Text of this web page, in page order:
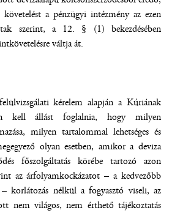
a pénzügyi intézmény az ezen
szerint, a 12. § (1) bekezdésében
váltja át.
kérelem alapján a Kúriának
kell állást foglalnia, hogy milyen
milyen tartalommal lehetséges és
olyan esetben, amikor a deviza
főszolgáltatás körébe tartozó azon
az árfolyamkockázatot – a kedvezőbb
korlátozás nélkül a fogyasztó viseli, az
nem világos, nem érthető tájékoztatás